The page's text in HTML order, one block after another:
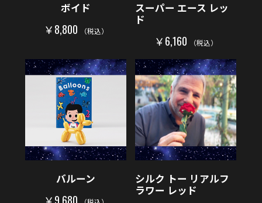
ボイド
￥8,800 （税込）
スーパー エース レッ
ド
￥6,160 （税込）
バルーン
￥9,680
シルク トー リアルフ
ラワー レッド